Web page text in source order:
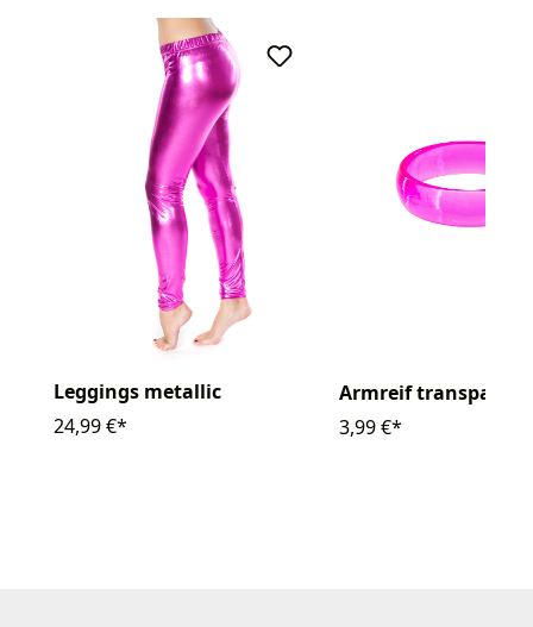
Leggings metallic
24,99 €*
Armreif transparent
3,99 €*